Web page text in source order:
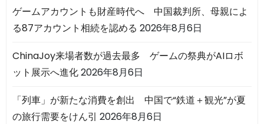
ゲームアカウントも財産時代へ 中国裁判所、母親によ
る87アカウント相続を認める 2026年8月6日
ChinaJoy来場者数が過去最多 ゲームの祭典がAIロボ
ット展示へ進化2026年8月6日
「列車」が新たな消費を創出 中国で“鉄道＋観光”が夏
の旅行需要をけん引 2026年8月6日